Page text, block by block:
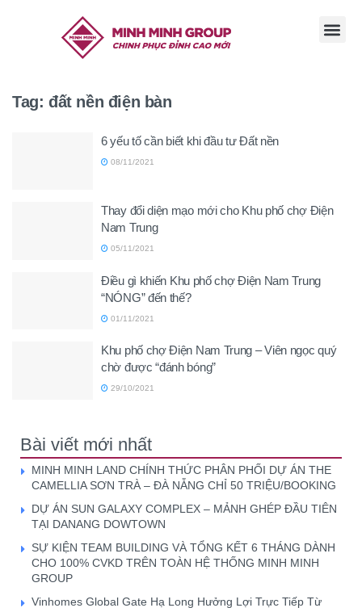
Tag: đất nền điện bàn
6 yếu tố cần biết khi đầu tư Đất nền
08/11/2021
Thay đổi diện mạo mới cho Khu phố chợ Điện
Nam Trung
05/11/2021
Điều gì khiến Khu phố chợ Điện Nam Trung
“NÓNG” đến thế?
01/11/2021
Khu phố chợ Điện Nam Trung – Viên ngọc quý
chờ được “đánh bóng”
29/10/2021
Bài viết mới nhất
MINH MINH LAND CHÍNH THỨC PHÂN PHỐI DỰ ÁN THE
CAMELLIA SƠN TRÀ – ĐÀ NẴNG CHỈ 50 TRIỆU/BOOKING
DỰ ÁN SUN GALAXY COMPLEX – MẢNH GHÉP ĐẦU TIÊN
TẠI DANANG DOWTOWN
SỰ KIỆN TEAM BUILDING VÀ TỔNG KẾT 6 THÁNG DÀNH
CHO 100% CVKD TRÊN TOÀN HỆ THỐNG MINH MINH
GROUP
Vinhomes Global Gate Hạ Long Hưởng Lợi Trực Tiếp Từ